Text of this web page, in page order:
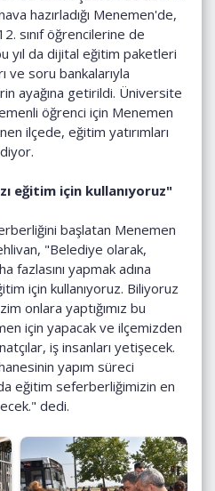
hazırladığı Menemen'de,
sınıf öğrencilerine de
yıl da dijital eğitim paketleri
ve soru bankalarıyla
ayağına getirildi. Üniversite
öğrenci için Menemen
ilçede, eğitim yatırımları
eğitim için kullanıyoruz"
başlatan Menemen
"Belediye olarak,
fazlasını yapmak adına
için kullanıyoruz. Biliyoruz
onlara yaptığımız bu
için yapacak ve ilçemizden
iş insanları yetişecek.
yapım süreci
eğitim seferberliğimizin en
dedi.